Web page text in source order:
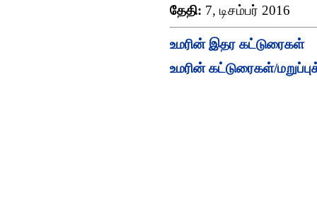
தேதி: 7, டிசம்பர் 2016
உமரின் இதர கட்டுரைகள்
உமரின் கட்டுரைகள்/